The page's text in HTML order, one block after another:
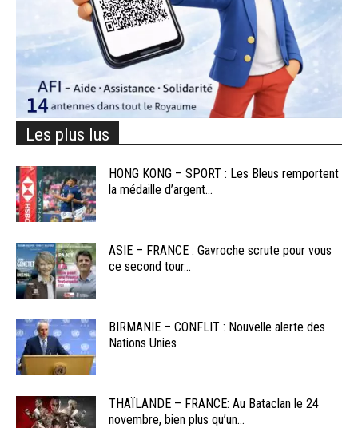
Les plus lus
HONG KONG – SPORT : Les Bleus remportent
la médaille d’argent...
ASIE – FRANCE : Gavroche scrute pour vous
ce second tour...
BIRMANIE – CONFLIT : Nouvelle alerte des
Nations Unies
THAÏLANDE – FRANCE: Au Bataclan le 24
novembre, bien plus qu’un...